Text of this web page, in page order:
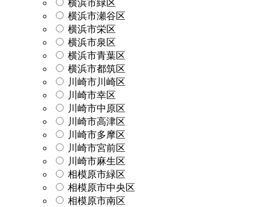
横浜市緑区
横浜市瀬谷区
横浜市栄区
横浜市泉区
横浜市青葉区
横浜市都筑区
川崎市川崎区
川崎市幸区
川崎市中原区
川崎市高津区
川崎市多摩区
川崎市宮前区
川崎市麻生区
相模原市緑区
相模原市中央区
相模原市南区